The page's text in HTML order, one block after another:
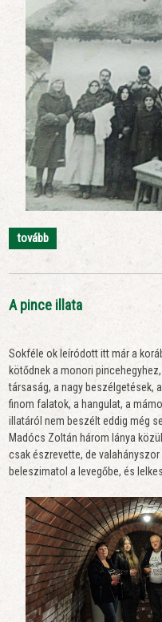
tovább
A pince illata
Sokféle ok leíródott itt már a
kötődnek a monori
társaság, a nagy beszélgetések,
finom falatok, a hangulat, a
illatáról nem beszélt eddig még
Madócs Zoltán három lánya
csak észrevette, de
beleszimatol a levegőbe, és